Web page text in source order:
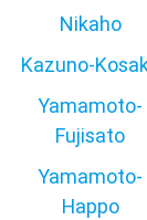
Nikaho
Kazuno-
Yamamoto-
Fujisato
Yamamoto-
Happo